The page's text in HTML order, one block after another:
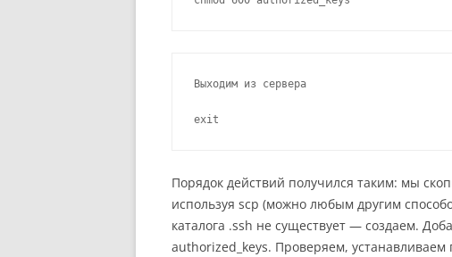
Выходим из сервера
exit
Порядок действий получился таким: мы
используя scp (можно любым другим
каталога .ssh не существует — создаем.
authorized_keys. Проверяем, устанавливаем